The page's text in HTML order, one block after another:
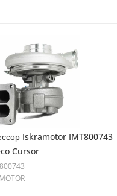
Iskramotor IMT800743
Cursor